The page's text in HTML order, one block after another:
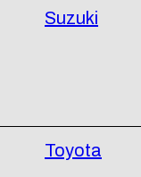
Suzuki
Toyota